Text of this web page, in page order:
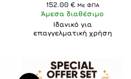
152.00 € Με ΦΠΑ
Άμεσα διαθέσιμο
Ιδανικό για
επαγγελματική χρήση